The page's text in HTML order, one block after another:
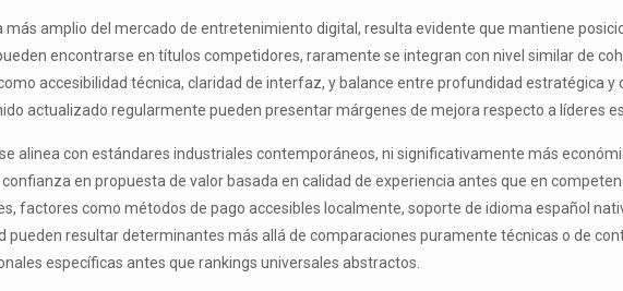
amplio del mercado de entretenimiento digital, resulta evidente que mantiene
encontrarse en títulos competidores, raramente se integran con nivel similar de
accesibilidad técnica, claridad de interfaz, y balance entre profundidad estratégica
actualizado regularmente pueden presentar márgenes de mejora respecto a líderes
alinea con estándares industriales contemporáneos, ni significativamente más
en propuesta de valor basada en calidad de experiencia antes que en
factores como métodos de pago accesibles localmente, soporte de idioma español
pueden resultar determinantes más allá de comparaciones puramente técnicas o de
específicas antes que rankings universales abstractos.